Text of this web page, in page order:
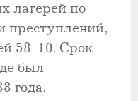
лагерей по
преступлений,
58-10. Срок
был
года.